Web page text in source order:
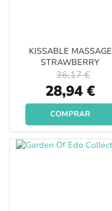
KISSABLE MASSAGE
STRAWBERRY
Special
Price
28,94 €
36,17 €
COMPRAR